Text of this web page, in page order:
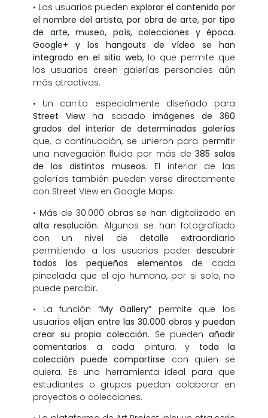
• Los usuarios pueden explorar el contenido por
el nombre del artista, por obra de arte, por tipo
de arte, museo, país, colecciones y época.
Google+ y los hangouts de vídeo se han
integrado en el sitio web, lo que permite que
los usuarios creen galerías personales aún
más atractivas.
• Un carrito especialmente diseñado para
Street Viewha sacado imágenes de 360
grados del interior de determinadas galerías
que, a continuación, se unieron para permitir
una navegación fluida por más de385 salas
de los distintos museos. El interior de las
galerías también pueden verse directamente
con Street View en Google Maps.
• Más de 30.000 obras se han digitalizado en
alta resolución. Algunas se han fotografiado
con un nivel de detalle extraordiario
permitiendo a los usuarios poder descubrir
todos los pequeños elementos de cada
pincelada que el ojo humano, por si solo, no
puede percibir.
• La función “My Gallery”
permite que los
usuarios elijan entre las 30.000 obras y puedan
crear su propia colección. Se puedenañadir
comentarios a cada pintura, y toda la
colección puede compartirse con quien se
quiera. Es una herramienta ideal para que
estudiantes o grupos puedan colaborar en
proyectos o colecciones.